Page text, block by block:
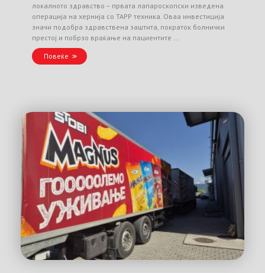
локалното здравство – првата лапароскопски изведена
операција на хернија со TAPP техника. Оваа инвестиција
значи подобра здравствена заштита, пократок болнички
престој и побрзо враќање на пациентите …
Повеќе